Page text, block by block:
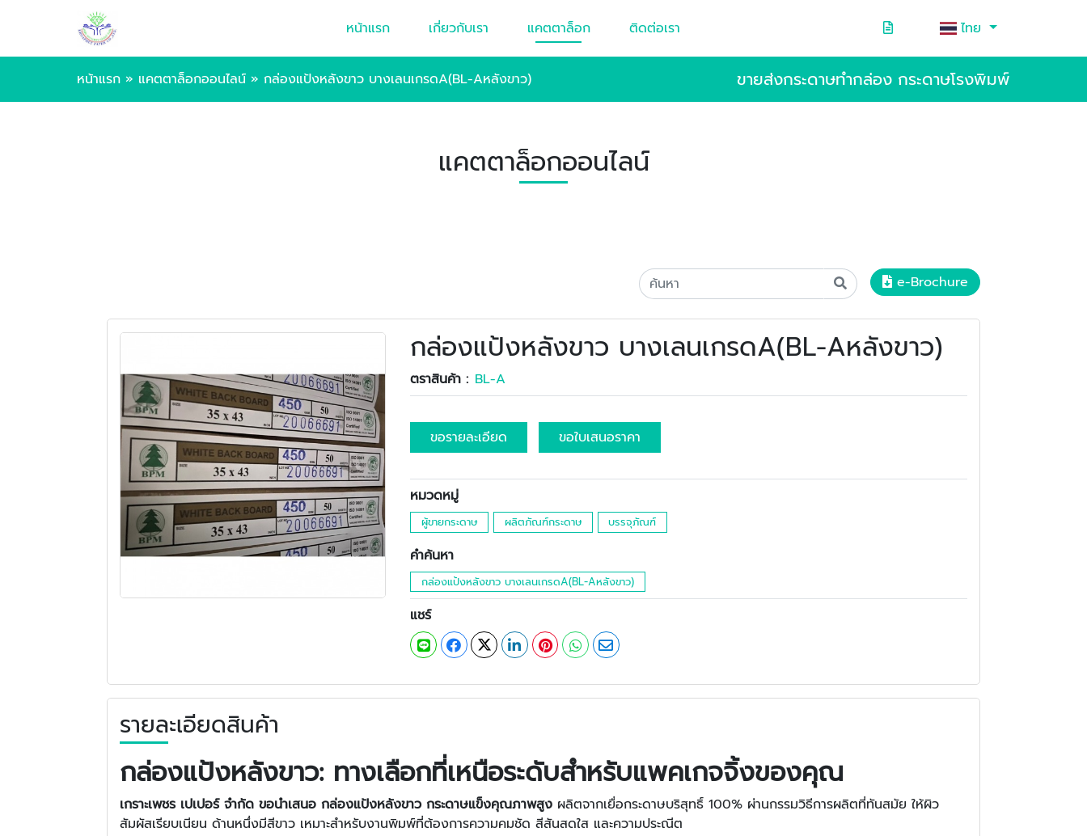
หน้าแรก เกี่ยวกับเรา แคตตาล็อก ติดต่อเรา ไทย
หน้าแรก » แคตตาล็อกออนไลน์ » กล่องแป้งหลังขาว บางเลนเกรดA(BL-Aหลังขาว) ขายส่งกระดาษทำกล่อง กระดาษโรงพิมพ์
แคตตาล็อกออนไลน์
e-Brochure
กล่องแป้งหลังขาว บางเลนเกรดA(BL-Aหลังขาว)
ตราสินค้า : BL-A
ขอรายละเอียด ขอใบเสนอราคา
หมวดหมู่
ผู้ขายกระดาษ ผลิตภัณฑ์กระดาษ บรรจุภัณฑ์
คำค้นหา
กล่องแป้งหลังขาว บางเลนเกรดA(BL-Aหลังขาว)
แชร์
รายละเอียดสินค้า
กล่องแป้งหลังขาว: ทางเลือกที่เหนือระดับสำหรับแพคเกจจิ้งของคุณ
เกราะเพชร เปเปอร์ จำกัด ขอนำเสนอ กล่องแป้งหลังขาว กระดาษแข็งคุณภาพสูง ผลิตจากเยื่อกระดาษบริสุทธิ์ 100% ผ่านกรรมวิธีการผลิตที่ทันสมัย ให้ผิว
สัมผัสเรียบเนียน ด้านหนึ่งมีสีขาว เหมาะสำหรับงานพิมพ์ที่ต้องการความคมชัด สีสันสดใส และความประณีต